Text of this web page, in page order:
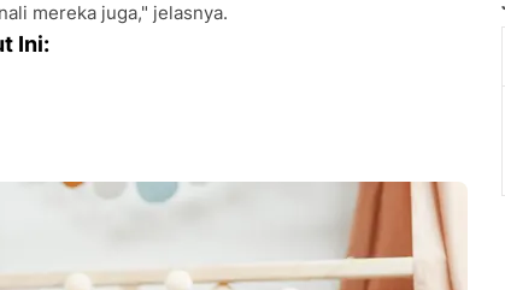
mereka juga," jelasnya.
Ini: